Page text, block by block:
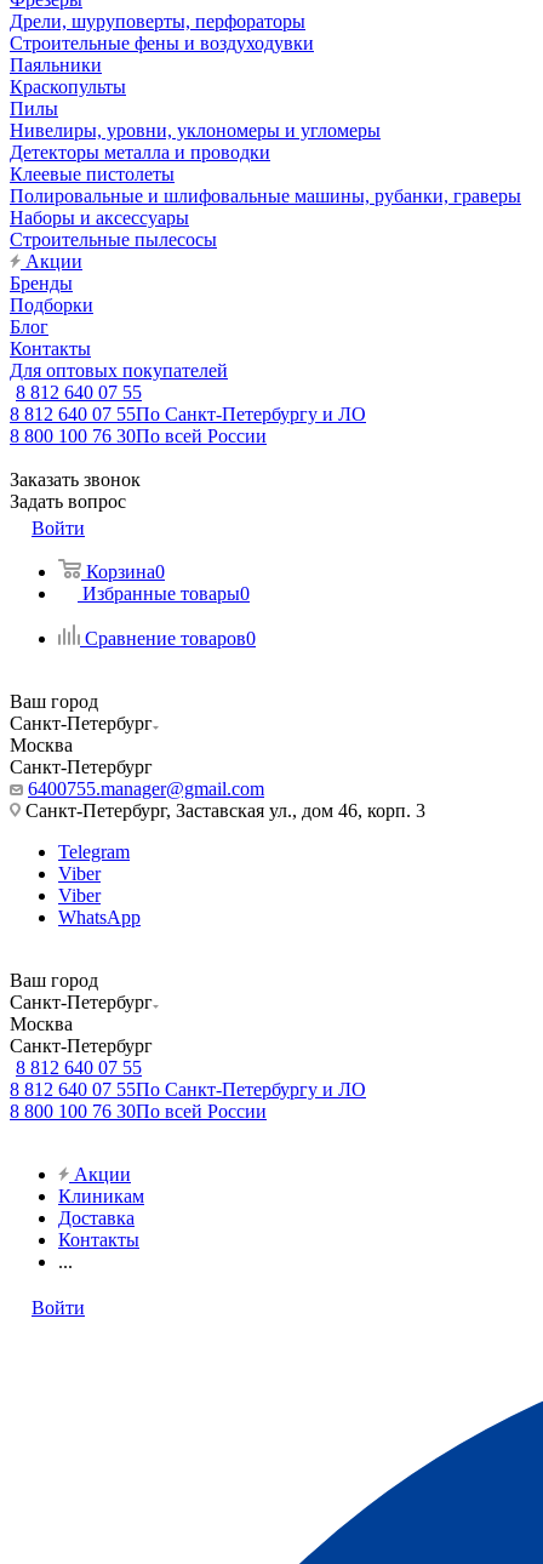
Дрели, шуруповерты, перфораторы
Строительные фены и воздуходувки
Паяльники
Краскопульты
Пилы
Нивелиры, уровни, уклономеры и угломеры
Детекторы металла и проводки
Клеевые пистолеты
Полировальные и шлифовальные машины, рубанки, граверы
Наборы и аксессуары
Строительные пылесосы
Акции
Бренды
Подборки
Блог
Контакты
Для оптовых покупателей
8 812 640 07 55
8 812 640 07 55По Санкт-Петербургу и ЛО
8 800 100 76 30По всей России
Заказать звонок
Задать вопрос
Войти
Корзина0
Избранные товары0
Сравнение товаров0
Ваш город
Санкт-Петербург
Москва
Санкт-Петербург
6400755.manager@gmail.com
Санкт-Петербург, Заставская ул., дом 46, корп. 3
Telegram
Viber
Viber
WhatsApp
Ваш город
Санкт-Петербург
Москва
Санкт-Петербург
8 812 640 07 55
8 812 640 07 55По Санкт-Петербургу и ЛО
8 800 100 76 30По всей России
Акции
Клиникам
Доставка
Контакты
...
Войти